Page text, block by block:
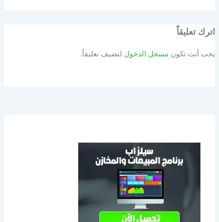
اترك تعليقاً
يجب أنت تكون مسجل الدخول لتضيف تعليقاً.